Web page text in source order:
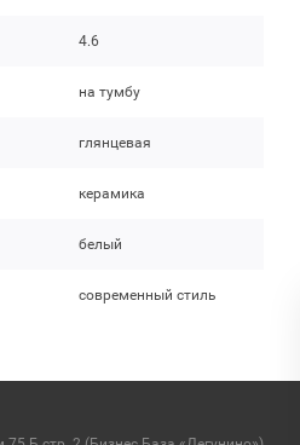
4.6
на тумбу
глянцевая
керамика
белый
современный стиль